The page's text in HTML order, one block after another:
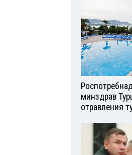
минздрав
отравления